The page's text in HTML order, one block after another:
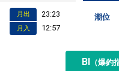
月出 23:23
月入 12:57
潮位
BI （爆釣